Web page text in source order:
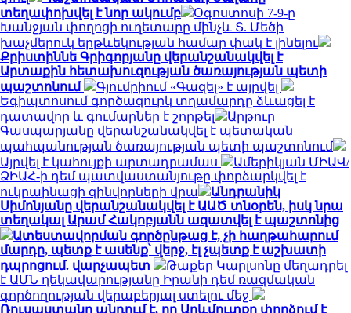
տեղափոխվել է նոր ակումբ
Օգոստոսի 7-9-ը
Խանջյան փողոցի ուղետարը մինչև Տ. Մեծի
խաչմերուկ երթևեկության համար փակ է լինելու
Քրիստիննե Գրիգորյանը վերանշանակվել է
Արտաքին հետախուզության ծառայության պետի
պաշտոնում
Գյումրիում «Գազել» է այրվել
Եգիպտոսում գործազուրկ տղամարդը ձևացել է
դատավոր և գումարներ է շորթել
Արթուր
Գասպարյանը վերանշանակվել է պետական
պահպանության ծառայության պետի պաշտոնում
Այրվել է կահույքի արտադրամաս
Ամերիկյան ՄԻԱՎ/
ՁԻԱՀ-ի դեմ պատվաստանյութը փորձարկվել է
ուկրաինացի զինվորների վրա
Անդրանիկ
Սիմոնյանը վերանշանակվել է ԱԱԾ տնօրեն, իսկ նրա
տեղակալ Արամ Հակոբյանն ազատվել է պաշտոնից
Ատեստավորման գործընթաց է, չի հաղթահարում
մարդը, պետք է ասենք՝ վերջ, էլ չպետք է աշխատի
դպրոցում. վարչապետ
Թաքեր Կարլսոնը մեղադրել
է ԱՄՆ ղեկավարությանը Իրանի դեմ ռազմական
գործողության վերաբերյալ ստելու մեջ
Ռուսաստանը պնդում է, որ Արևմուտքը փորձում է